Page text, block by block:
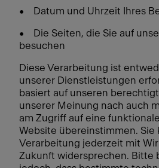
• Datum und Uhrzeit Ihres
• Die Seiten, die Sie auf
besuchen
Diese Verarbeitung ist
unserer Dienstleistungen
basiert auf unseren
unserer Meinung nach auch
am Zugriff auf eine
Website übereinstimmen. Sie
Verarbeitung jederzeit mit
Zukunft widersprechen. Bitte